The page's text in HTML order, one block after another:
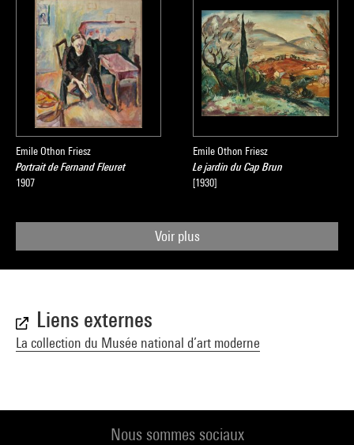
Emile Othon Friesz
Portrait de Fernand Fleuret
1907
Emile Othon Friesz
Le jardin du Cap Brun
[1930]
Voir plus
Liens externes
La collection du Musée national d’art moderne
Nous sommes sociaux